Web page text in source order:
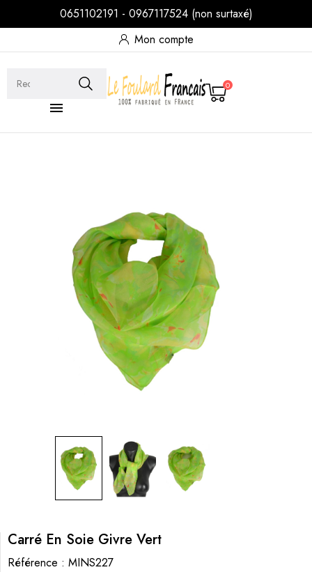
0651102191 - 0967117524 (non surtaxé)
Mon compte

0
Carré En Soie Givre Vert
Référence : MINS227